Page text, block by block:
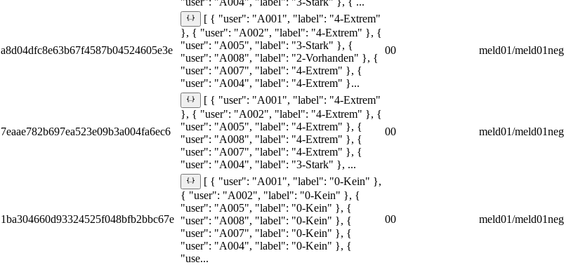
a8d04dfc8e63b67f4587b04524605e3e
[ { "user": "A001", "label": "4-Extrem"
}, { "user": "A002", "label": "4-Extrem" }, {
"user": "A005", "label": "3-Stark" }, {
"user": "A008", "label": "2-Vorhanden" }, {
"user": "A007", "label": "4-Extrem" }, {
"user": "A004", "label": "4-Extrem" }...
00 meld01/meld01neg
7eaae782b697ea523e09b3a004fa6ec6
[ { "user": "A001", "label": "4-Extrem"
}, { "user": "A002", "label": "4-Extrem" }, {
"user": "A005", "label": "4-Extrem" }, {
"user": "A008", "label": "4-Extrem" }, {
"user": "A007", "label": "4-Extrem" }, {
"user": "A004", "label": "3-Stark" }, ...
00 meld01/meld01neg
1ba304660d93324525f048bfb2bbc67e
[ { "user": "A001", "label": "0-Kein" },
{ "user": "A002", "label": "0-Kein" }, {
"user": "A005", "label": "0-Kein" }, {
"user": "A008", "label": "0-Kein" }, {
"user": "A007", "label": "0-Kein" }, {
"user": "A004", "label": "0-Kein" }, {
"use...
00 meld01/meld01neg